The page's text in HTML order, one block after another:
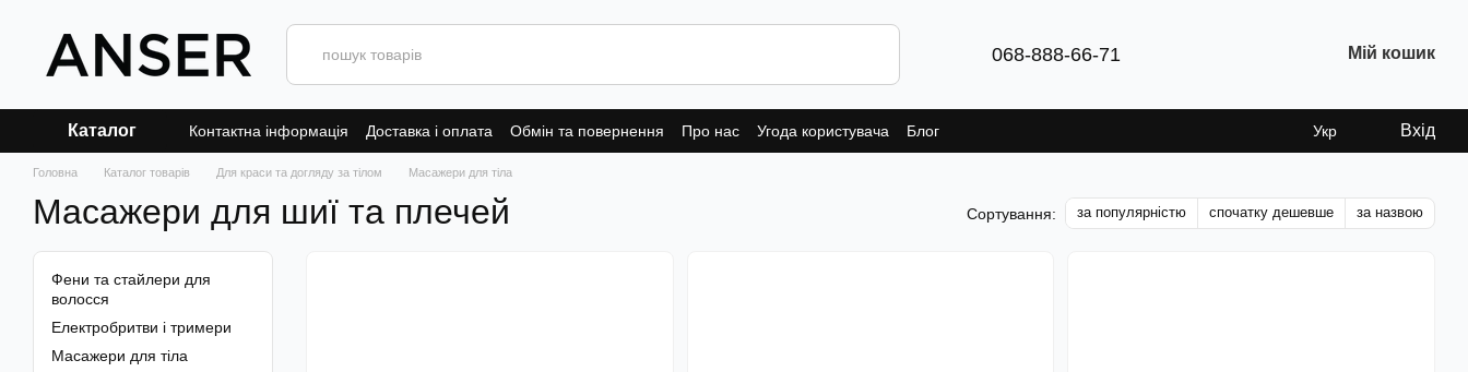
068-888-66-71 Мій кошик
Каталог Контактна інформація Доставка і оплата Обмін та повернення Про нас Угода користувача Блог Укр Вхід
Головна Каталог товарів Для краси та догляду за тілом Масажери для тіла
Масажери для шиї та плечей Сортування: за популярністю спочатку дешевше за назвою
Фени та стайлери для
волосся
Електробритви і тримери
Масажери для тіла